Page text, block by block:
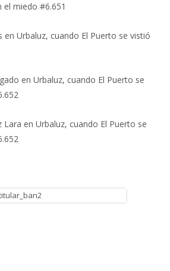
el miedo #6.651
en Urbaluz, cuando El Puerto se vistió
en Urbaluz, cuando El Puerto se
Lara en Urbaluz, cuando El Puerto se